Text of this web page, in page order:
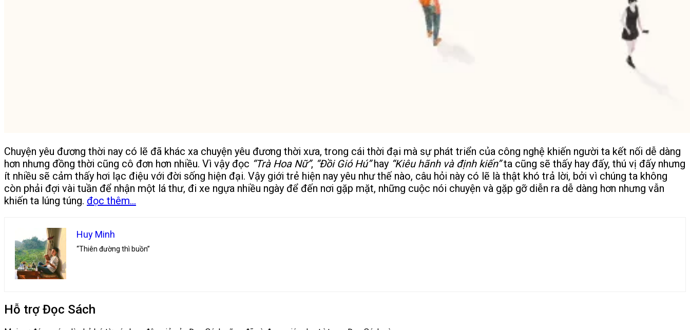
Chuyện yêu đương thời nay có lẽ đã khác xa chuyện yêu đương thời xưa, trong cái thời đại mà sự phát triển của công nghệ khiến người ta kết nối dễ dàng
hơn nhưng đồng thời cũng cô đơn hơn nhiều. Vì vậy đọc “Trà Hoa Nữ”, “Đồi Gió Hú”hay “Kiêu hãnh và định kiến”ta cũng sẽ thấy hay đấy, thú vị đấy nhưng
ít nhiều sẽ cảm thấy hơi lạc điệu với đời sống hiện đại. Vậy giới trẻ hiện nay yêu như thế nào, câu hỏi này có lẽ là thật khó trả lời, bởi vì chúng ta không
còn phải đợi vài tuần để nhận một lá thư, đi xe ngựa nhiều ngày để đến nơi gặp mặt, những cuộc nói chuyện và gặp gỡ diễn ra dễ dàng hơn nhưng vẫn
khiến ta lúng túng. đọc thêm...
Huy Minh
“Thiên đường thì buồn”
Hỗ trợ Đọc Sách